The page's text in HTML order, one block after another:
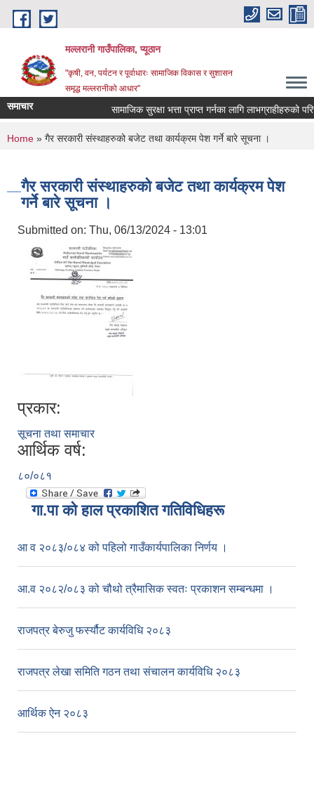
Skip to main content
मल्लरानी गाउँपालिका, प्यूठान
"कृषी, वन, पर्यटन र पूर्वाधारः सामाजिक विकास र सुशासन
समृद्ध मल्लरानीको आधार"
समाचार सामाजिक सुरक्षा भत्ता प्राप्त गर्नका लागि लाभग्राहीहरुको
You are here
Home » गैर सरकारी संस्थाहरुको बजेट तथा कार्यक्रम पेश गर्ने बारे सूचना ।
गैर सरकारी संस्थाहरुको बजेट तथा कार्यक्रम पेश
गर्ने बारे सूचना ।
Submitted on: Thu, 06/13/2024 - 13:01
प्रकार:
सूचना तथा समाचार
आर्थिक वर्ष:
८०/०८१
गा.पा काे हाल प्रकाशित गतिविधिहरू
आ व २०८३/०८४ को पहिलो गाउँकार्यपालिका निर्णय ।
आ.व २०८२/०८३ को चौथो त्रैमासिक स्वतः प्रकाशन सम्बन्धमा ।
राजपत्र बेरुजु फर्स्यौट कार्यविधि २०८३
राजपत्र लेखा समिति गठन तथा संचालन कार्यविधि २०८३
आर्थिक ऐन २०८३